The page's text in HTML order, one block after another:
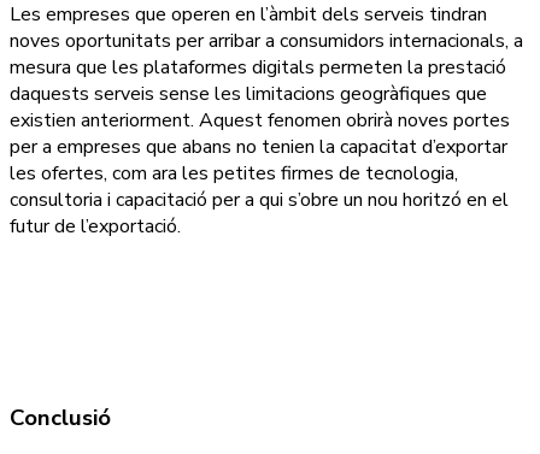
Les empreses que operen en l’àmbit dels serveis tindran
noves oportunitats per arribar a consumidors internacionals, a
mesura que les plataformes digitals permeten la prestació
daquests serveis sense les limitacions geogràfiques que
existien anteriorment. Aquest fenomen obrirà noves portes
per a empreses que abans no tenien la capacitat d’exportar
les ofertes, com ara les petites firmes de tecnologia,
consultoria i capacitació per a qui s’obre un nou horitzó en el
futur de l’exportació.
Conclusió